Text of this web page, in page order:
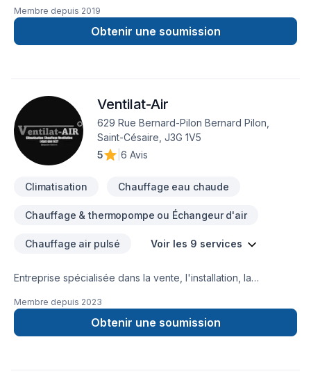
Climatisation pour embellir vos espaces à Eastern
Ontario,Montérégie. Grâce à notre approche centrée sur le
client, nous proposons des solutions adaptées à vos besoins
centré sur vos besoins et vos aspirations.
Membre depuis 2019
Obtenir une soumission
Ventilat-Air
629 Rue Bernard-Pilon Bernard Pilon,
Saint-Césaire, J3G 1V5
5
6 Avis
Climatisation Chauffage eau chaude
Chauffage & thermopompe ou Échangeur d'air
Chauffage air pulsé Voir les 9 services
Entreprise spécialisée dans la vente, l'installation, la
chauffage / ventilation résidentiel & commercial tel que:-
Thermopompe (murale/ centrale)-Échangeur d'air -Système
CVC au toit (commercial)-Petite réfrigération (commercial)
Membre depuis 2023
Obtenir une soumission